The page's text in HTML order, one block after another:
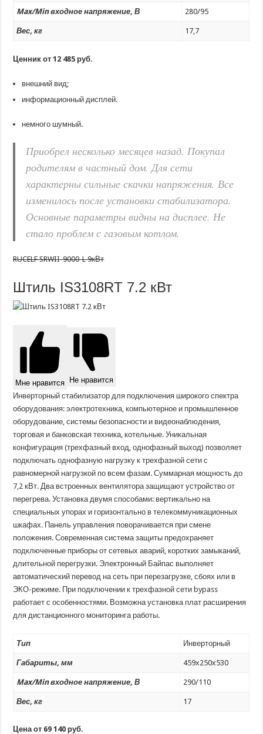
Max/Min входное напряжение, В 280/95
Вес, кг 17,7
Ценник от 12 485 руб.
внешний вид;
информационный дисплей.
немного шумный.
Приобрел несколько месяцев назад. Покупал
родителям в частный дом. Для сети
характерны сильные скачки напряжения. Все
изменилось после установки стабилизатора.
Основные параметры видны на дисплее. Не
стало проблем с газовым котлом.
RUCELF SRWII-9000-L 9кВт
Штиль IS3108RT 7.2 кВт
Мне нравится
Не нравится
Инверторный стабилизатор для подключения широкого спектра
оборудования: электротехника, компьютерное и промышленное
оборудование, системы безопасности и видеонаблюдения,
торговая и банковская техника, котельные. Уникальная
конфигурация (трехфазный вход, однофазный выход) позволяет
подключать однофазную нагрузку к трехфазной сети с
равномерной нагрузкой по всем фазам. Суммарная мощность до
7,2 кВт. Два встроенных вентилятора защищают устройство от
перегрева. Установка двумя способами: вертикально на
специальных упорах и горизонтально в телекоммуникационных
шкафах. Панель управления поворачивается при смене
положения. Современная система защиты предохраняет
подключенные приборы от сетевых аварий, коротких замыканий,
длительной перегрузки. Электронный Байпас выполняет
автоматический перевод на сеть при перезагрузке, сбоях или в
ЭКО-режиме. При подключении к трехфазной сети bypass
работает с особенностями. Возможна установка плат расширения
для дистанционного мониторинга работы.
Тип Инверторный
Габариты, мм 459х250х530
Max/Min входное напряжение, В 290/110
Вес, кг 17
Цена от 69 140 руб.